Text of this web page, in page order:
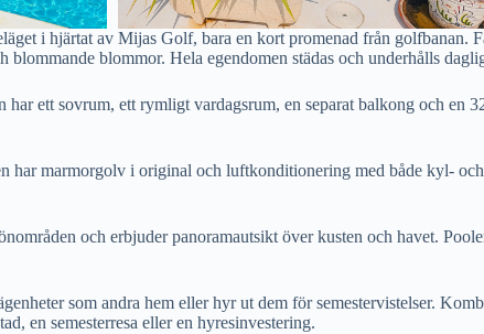
i hjärtat av Mijas Golf, bara en kort promenad från golfbanan.
blommor. Hela egendomen städas och underhålls
ett sovrum, ett rymligt vardagsrum, en separat balkong och en
har marmorgolv i original och luftkonditionering med både kyl-
och erbjuder panoramautsikt över kusten och havet.
som andra hem eller hyr ut dem för semestervistelser.
en semesterresa eller en hyresinvestering.